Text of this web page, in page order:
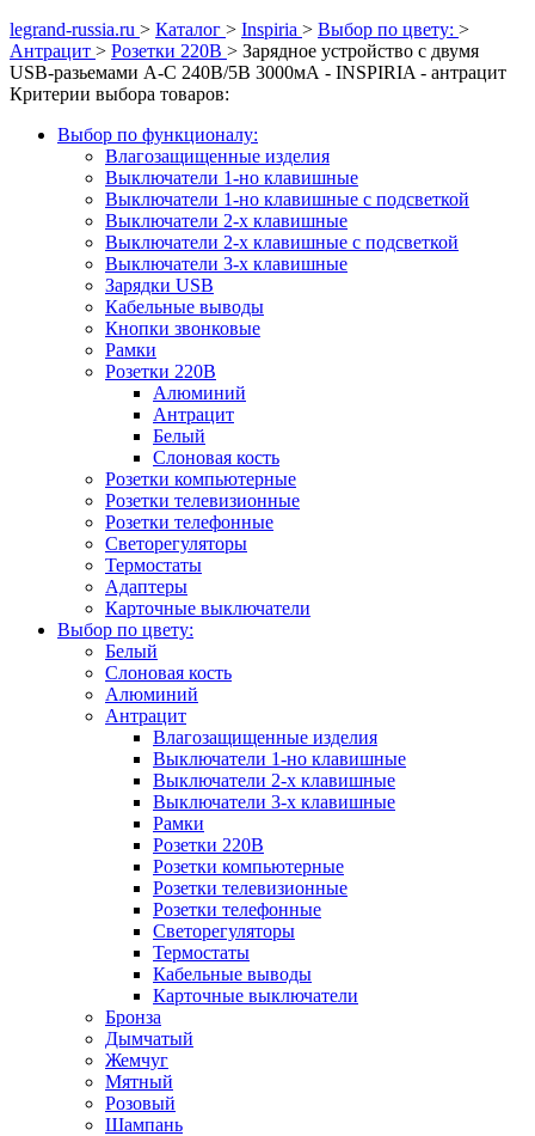
legrand-russia.ru > Каталог > Inspiria > Выбор по цвету: >
Антрацит > Розетки 220В > Зарядное устройство с двумя
USB-разьемами A-C 240В/5В 3000мА - INSPIRIA - антрацит
Критерии выбора товаров:
Выбор по функционалу:
Влагозащищенные изделия
Выключатели 1-но клавишные
Выключатели 1-но клавишные с подсветкой
Выключатели 2-х клавишные
Выключатели 2-х клавишные с подсветкой
Выключатели 3-х клавишные
Зарядки USB
Кабельные выводы
Кнопки звонковые
Рамки
Розетки 220В
Алюминий
Антрацит
Белый
Слоновая кость
Розетки компьютерные
Розетки телевизионные
Розетки телефонные
Светорегуляторы
Термостаты
Адаптеры
Карточные выключатели
Выбор по цвету:
Белый
Слоновая кость
Алюминий
Антрацит
Влагозащищенные изделия
Выключатели 1-но клавишные
Выключатели 2-х клавишные
Выключатели 3-х клавишные
Рамки
Розетки 220В
Розетки компьютерные
Розетки телевизионные
Розетки телефонные
Светорегуляторы
Термостаты
Кабельные выводы
Карточные выключатели
Бронза
Дымчатый
Жемчуг
Мятный
Розовый
Шампань